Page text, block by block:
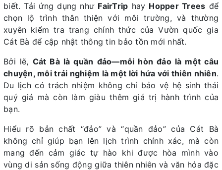
biết. Tải ứng dụng như FairTrip hay Hopper Trees để
chọn lộ trình thân thiện với môi trường, và thường
xuyên kiểm tra trang chính thức của Vườn quốc gia
Cát Bà để cập nhật thông tin bảo tồn mới nhất.
Bởi lẽ, Cát Bà là quần đảo—mỗi hòn đảo là một câu
chuyện, mỗi trải nghiệm là một lời hứa với thiên nhiên.
Du lịch có trách nhiệm không chỉ bảo vệ hệ sinh thái
quý giá mà còn làm giàu thêm giá trị hành trình của
bạn.
Hiểu rõ bản chất “đảo” và “quần đảo” của Cát Bà
không chỉ giúp bạn lên lịch trình chính xác, mà còn
mang đến cảm giác tự hào khi được hòa mình vào
vùng di sản sống động giữa thiên nhiên và văn hóa đặc